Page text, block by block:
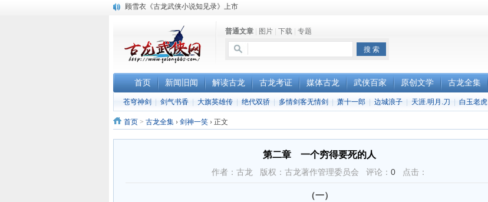
顾雪衣《古龙武侠小说知见录》上市
《古龙小说原貌探究》修订版已上市普通文章 图片 下载 专题
首页 新闻旧闻 解读古龙 古龙考证 媒体古龙 武侠百家 原创文学 古龙全集
苍穹神剑 剑气书香 大旗英雄传 绝代双骄 多情剑客无情剑 萧十一郎 边城浪子 天涯.明月.刀 白玉老虎
首页 > 古龙全集 › 剑神一笑 › 正文
第二章 一个穷得要死的人
作者：古龙 版权：古龙著作管理委员会 评论： 0 点击：
（一）